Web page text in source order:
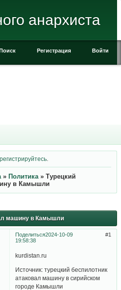
анархиста
Регистрация Войти
» Политика » Турецкий
в Камышли
машину в Камышли
Поделиться 1
2024-10-09
19:58:38
kurdistan.ru
Источник: турецкий беспилотник
атаковал машину в сирийском
городе Камышли